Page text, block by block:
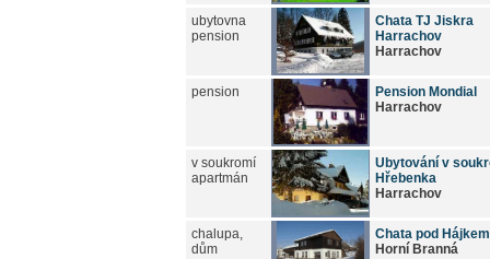
ubytovna
pension
Chata TJ Jiskra
Harrachov
Harrachov
pension
Pension Mondial
Harrachov
v soukromí
apartmán
Ubytování v
Hřebenka
Harrachov
chalupa,
dům
Chata pod Hájkem
Horní Branná